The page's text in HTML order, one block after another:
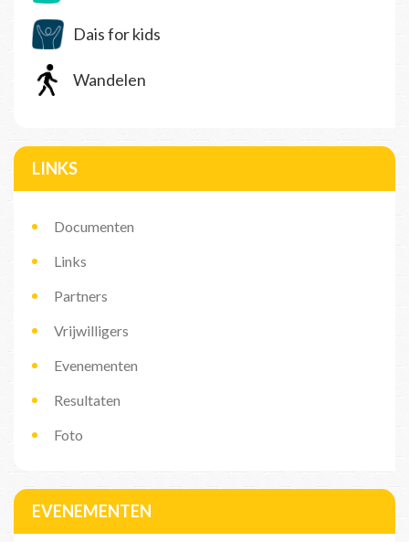
Dais for kids
Wandelen
LINKS
Documenten
Links
Partners
Vrijwilligers
Evenementen
Resultaten
Foto
EVENEMENTEN